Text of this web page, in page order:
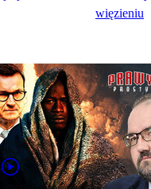
więzieniu